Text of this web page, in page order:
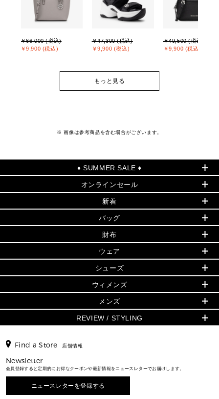
￥66,000 (税込)
￥9,900 (税込)
￥47,300 (税込)
￥9,900 (税込)
￥49,500 (税込)
￥9,900 (税込)
もっと見る
※ 画像は参考商品を含む場合がございます。
♦ SUMMER SALE ♦
セールおすすめアイテム
▶ ウィメンズ
バッグ
小物
シューズ・靴
ウェア
アクセサリー
時計
▶ メンズ
バッグ
時計
オンラインセール
PRODUCT OF THE MONTH - 今月の特別価格
再値下げアイテム
追加アイテム
▶ ウィメンズすべて(ウェア・シューズ除く)
バッグ
財布・小物
ウェア
シューズ
時計・ジュエリー
メンズ バッグ
メンズ 財布・小物
新着
夏のスタイル
▶ すべて
▶ ウィメンズすべて
財布・小物
アクセサリー
フレグランス
シューズ
メンズ財布・小物
メンズアクセサリー
メンズシューズ
バッグ
人気の定番アイテム
日本限定 - バッグ
▶ ウィメンズすべて
トートバッグ
ショルダーバッグ
クロスボディ・斜め掛け
3 IN 1 / 2 IN 1 バッグ
▶ メンズすべて
財布
日本限定 - 財布・小物
▶ ウィメンズすべて
GREENWICH
折り財布(二つ折り・三つ折り)
長財布
お財布レビュー ▸
ウェア
▶ ウィメンズすべて
トップス
スカート・パンツ
ジャケット・アウター
シューズ
▶ ウィメンズすべて
サンダル
スニーカー
ウィメンズ
人気の定番アイテム
▶ ウィメンズすべて
▶ バッグすべて
通勤・通学アイテム
メンズ
▶ メンズすべて
シューズ・靴
ウェア
REVIEW / STYLING
エディターレビュー
Find a Store 店舗情報
Newsletter
会員登録すると定期的にお得なクーポンや最新情報をニュースレターでお届けします。
ニュースレターを登録する